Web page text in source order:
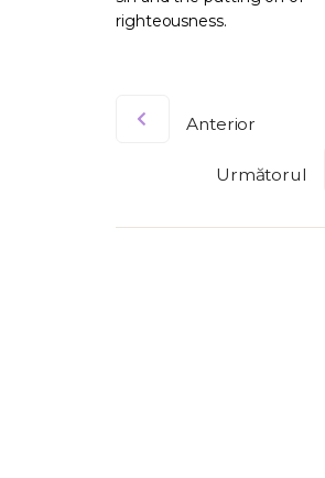
righteousness.
Anterior
Următorul